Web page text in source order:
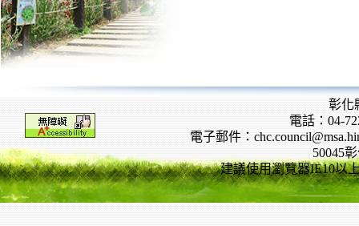
彰化
電話：04-
電子郵件：
50045
建議使用瀏覽器IE10以